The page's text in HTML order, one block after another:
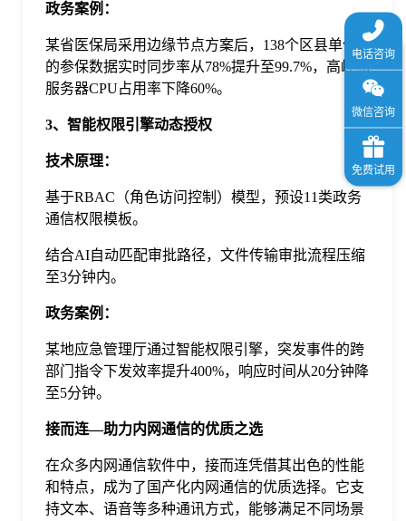
‌政务案例‌：
某省医保局采用边缘节点方案后，138个区县单位
的参保数据实时同步率从78%提升至99.7%，高峰期
服务器CPU占用率下降60%。
3、智能权限引擎动态授权‌
‌技术原理‌：
基于RBAC（角色访问控制）模型，预设‌11类政务
通信权限模板‌。
结合AI自动匹配审批路径，文件传输审批流程压缩
至3分钟内。
‌政务案例‌：
某地应急管理厅通过智能权限引擎，突发事件的跨
部门指令下发效率提升400%，响应时间从20分钟降
至5分钟。
接而连—助力内网通信的优质之选
在众多内网通信软件中，接而连凭借其出色的性能
和特点，成为了国产化内网通信的优质选择。它支
持文本、语音等多种通讯方式，能够满足不同场景